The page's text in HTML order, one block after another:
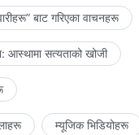
बाट गरिएका वाचनहरू
सत्यताको खोजी
म्यूजिक भिडियोहरू